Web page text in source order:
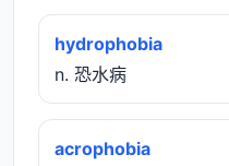
hydrophobia
n. 恐水病
acrophobia